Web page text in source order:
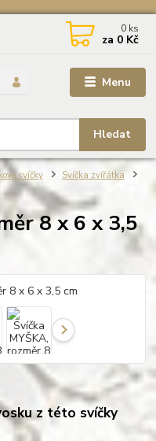
Menu
Hledat
0 ks
za 0 Kč
svíčky
Svíčka zvířátka
8 x 6 x 3,5
z této svíčky